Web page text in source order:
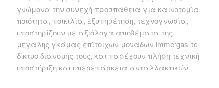
γνώμονα την συνεχή προσπάθεια για καινοτομία,
ποιότητα, ποικιλία, εξυπηρέτηση, τεχνογνωσία,
υποστηρίζουν με αξιόλογα αποθέματα της
μεγάλης γκάμας επίτοιχων μονάδων Immergas το
δίκτυο διανομής τους, και παρέχουν πλήρη τεχνική
υποστήριξη και υπερεπάρκεια ανταλλακτικών.